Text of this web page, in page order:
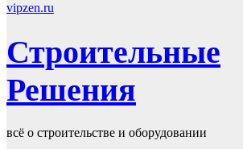
vipzen.ru
Строительные
Решения
всё о строительстве и оборудовании